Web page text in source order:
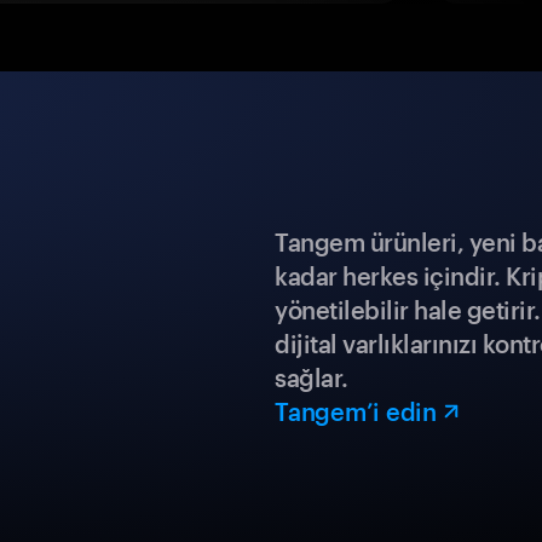
Tangem ürünleri, yeni
kadar herkes içindir.
yönetilebilir hale
dijital varlıklarınızı
sağlar.
Tangem’i edin